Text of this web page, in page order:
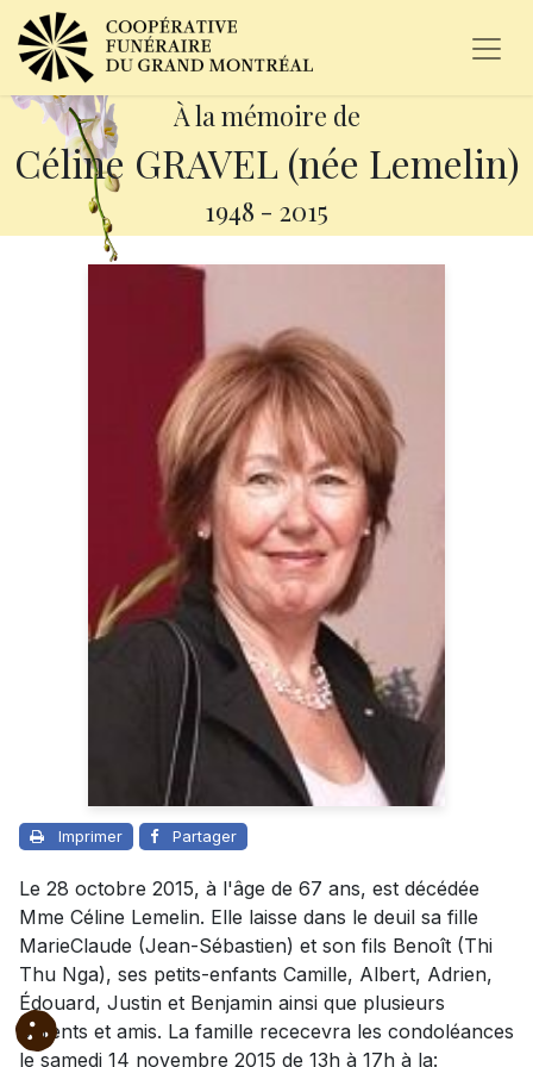
À la mémoire de
Céline GRAVEL (née Lemelin)
1948 - 2015
Imprimer Partager
Le 28 octobre 2015, à l'âge de 67 ans, est décédée
Mme Céline Lemelin. Elle laisse dans le deuil sa fille
MarieClaude (Jean-Sébastien) et son fils Benoît (Thi
Thu Nga), ses petits-enfants Camille, Albert, Adrien,
Édouard, Justin et Benjamin ainsi que plusieurs
parents et amis. La famille rececevra les condoléances
le samedi 14 novembre 2015 de 13h à 17h à la: